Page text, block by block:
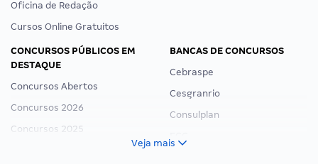
Oficina de Redação
Cursos Online Gratuitos
CONCURSOS PÚBLICOS EM
DESTAQUE
Concursos Abertos
Concursos 2026
Concursos 2025
BANCAS DE CONCURSOS
Cebraspe
Cesgranrio
Consulplan
Veja mais